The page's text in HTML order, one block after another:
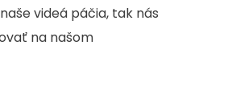
videá páčia, tak nás
na našom